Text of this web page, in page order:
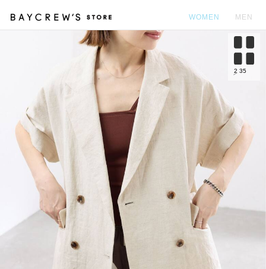
WOMEN MEN
2 35